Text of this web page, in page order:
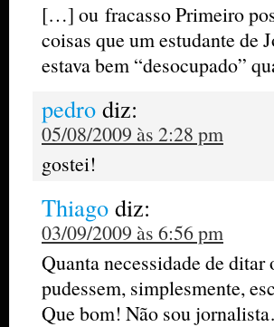
[…] ou fracasso Primeiro
coisas que um estudante de
estava bem “desocupado”
pedro diz:
05/08/2009 às 2:28 pm
gostei!
Thiago diz:
03/09/2009 às 6:56 pm
Quanta necessidade de ditar
pudessem, simplesmente,
Que bom! Não sou